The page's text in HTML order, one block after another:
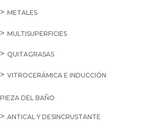
METALES
MULTISUPERFICIES
QUITAGRASAS
VITROCERÁMICA E INDUCCIÓN
DEL BAÑO
ANTICAL Y DESINCRUSTANTE